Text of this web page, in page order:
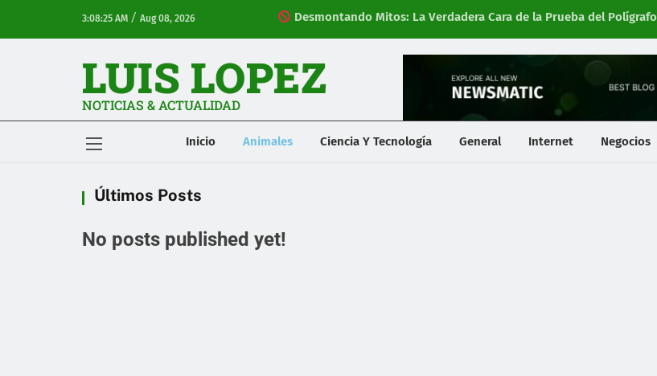
3:08:25 AM / Aug 08, 2026
Desmontando Mitos: La Verdadera Cara de la Prueba del Polígrafo
Profesional
LUIS LOPEZ
NOTICIAS & ACTUALIDAD
Inicio Animales Ciencia Y Tecnología General Internet Negocios
Últimos Posts
No posts published yet!